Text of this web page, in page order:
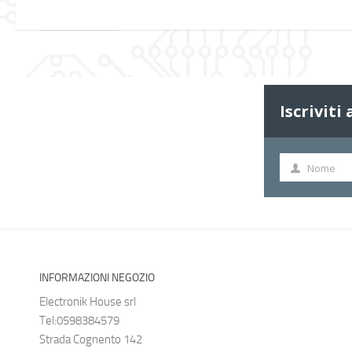
Iscriviti
Nome
Nome
INFORMAZIONI NEGOZIO
Electronik House srl
Tel:0598384579
Strada Cognento 142